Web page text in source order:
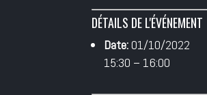
DÉTAILS DE L'ÉVÉNEMENT
Date:01/10/2022
15:30 – 16:00